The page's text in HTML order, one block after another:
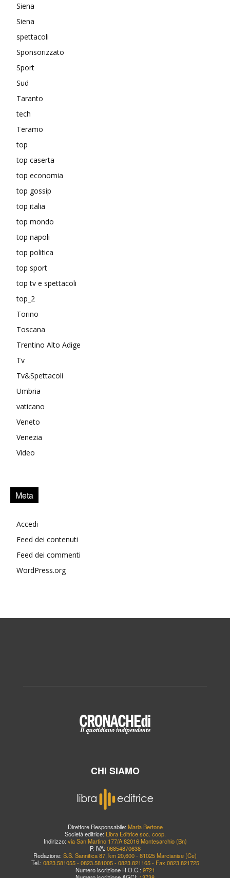
Siena
Siena
spettacoli
Sponsorizzato
Sport
Sud
Taranto
tech
Teramo
top
top caserta
top economia
top gossip
top italia
top mondo
top napoli
top politica
top sport
top tv e spettacoli
top_2
Torino
Toscana
Trentino Alto Adige
Tv
Tv&Spettacoli
Umbria
vaticano
Veneto
Venezia
Video
Meta
Accedi
Feed dei contenuti
Feed dei commenti
WordPress.org
CHI SIAMO
Direttore Responsabile: Maria Bertone
Società editrice: Libra Editrice soc. coop.
Indirizzo: via San Martino 177/A 82016 Montesarchio (Bn)
P. IVA: 06854870638
Redazione: S.S. Sannitica 87, km 20,600 - 81025 Marcianise (Ce)
Tel.: 0823.581055 - 0823.581005 - 0823.821165 - Fax 0823.821725
Numero iscrizione R.O.C.: 9721